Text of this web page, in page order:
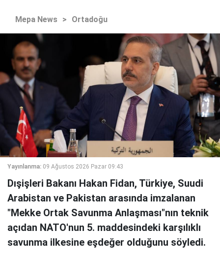
Mepa News > Ortadoğu
Yayınlanma: 09 Ağustos 2026 Pazar 09:43
Dışişleri Bakanı Hakan Fidan, Türkiye, Suudi
Arabistan ve Pakistan arasında imzalanan
"Mekke Ortak Savunma Anlaşması"nın teknik
açıdan NATO'nun 5. maddesindeki karşılıklı
savunma ilkesine eşdeğer olduğunu söyledi.